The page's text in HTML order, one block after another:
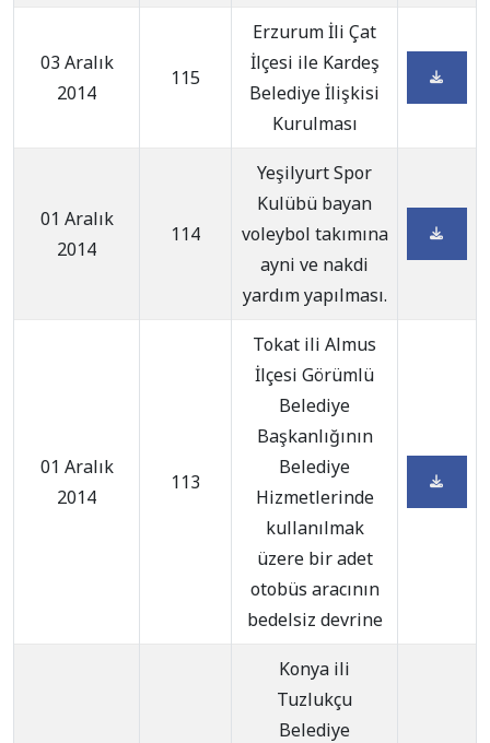
03 Aralık
2014
115
Erzurum İli Çat
İlçesi ile Kardeş
Belediye İlişkisi
Kurulması
01 Aralık
2014
114
Yeşilyurt Spor
Kulübü bayan
voleybol takımına
ayni ve nakdi
yardım yapılması.
01 Aralık
2014
113
Tokat ili Almus
İlçesi Görümlü
Belediye
Başkanlığının
Belediye
Hizmetlerinde
kullanılmak
üzere bir adet
otobüs aracının
bedelsiz devrine
Konya ili
Tuzlukçu
Belediye